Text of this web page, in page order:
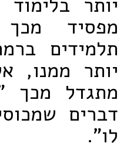
מפסיד
תלמידים
יותר ממנו,
מתגדל מכך
דברים
לו".